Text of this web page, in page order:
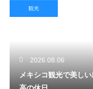
観光
2026.08.06
メキシコ観光で美し